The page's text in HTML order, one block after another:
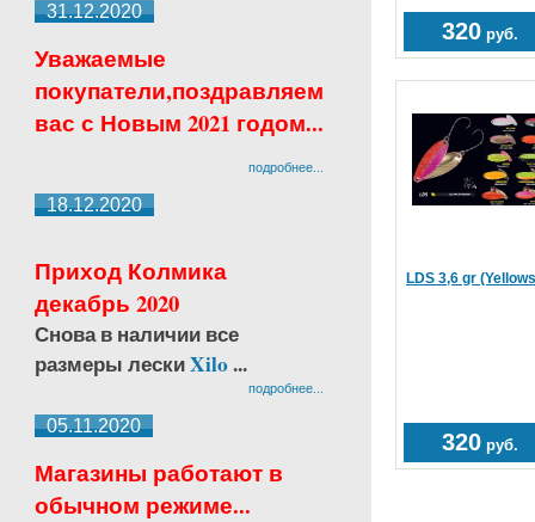
31.12.2020
Уважаемые
покупатели,поздравляем
вас с Новым 2021 годом...
подробнее...
18.12.2020
Приход Колмика
декабрь 2020
Снова в наличии все
размеры лескиXilo...
подробнее...
05.11.2020
Магазины работают в
обычном режиме...
320 руб.
LDS 3,6 gr
320 руб.